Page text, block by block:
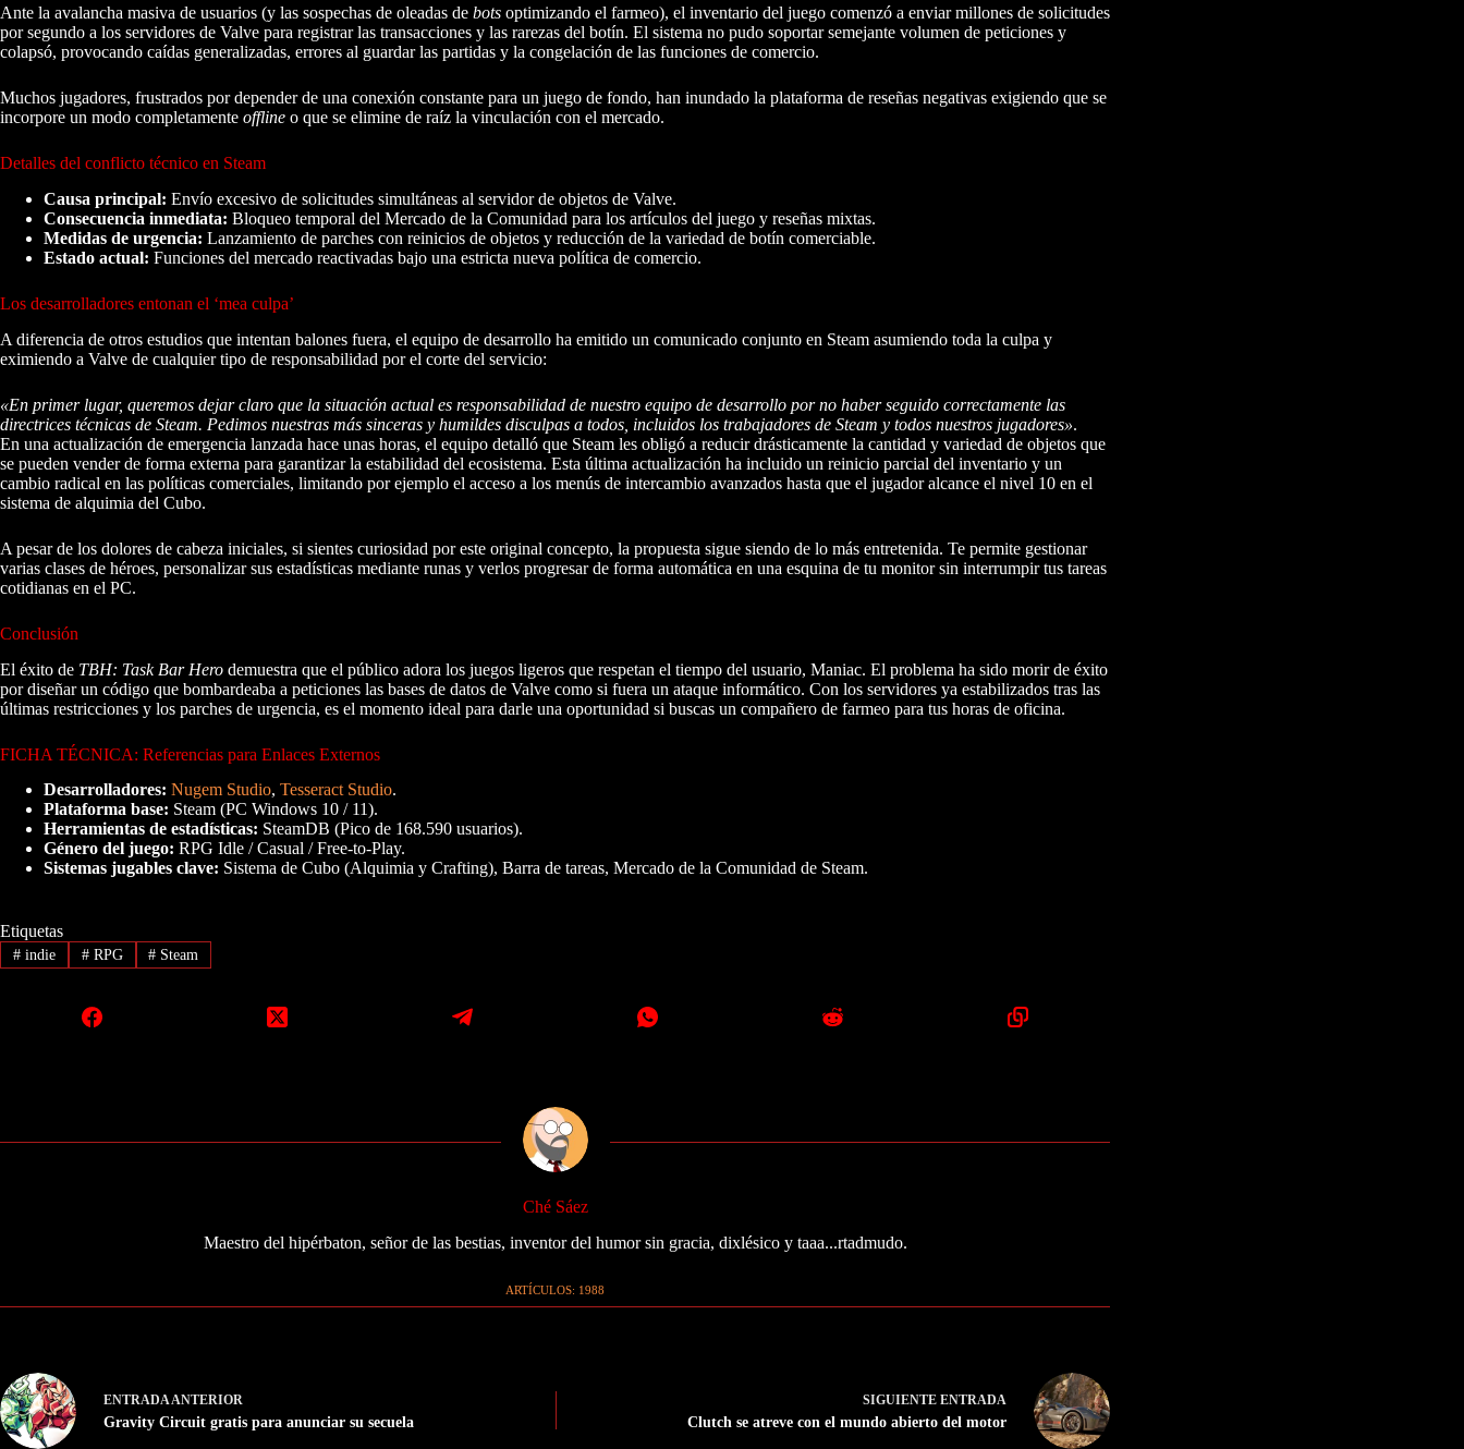
Ante la avalancha masiva de usuarios (y las sospechas de oleadas de bots optimizando el farmeo), el inventario del juego comenzó a enviar millones de solicitudes
por segundo a los servidores de Valve para registrar las transacciones y las rarezas del botín. El sistema no pudo soportar semejante volumen de peticiones y
colapsó, provocando caídas generalizadas, errores al guardar las partidas y la congelación de las funciones de comercio.
Muchos jugadores, frustrados por depender de una conexión constante para un juego de fondo, han inundado la plataforma de reseñas negativas exigiendo que se
incorpore un modo completamente offline o que se elimine de raíz la vinculación con el mercado.
Detalles del conflicto técnico en Steam
Causa principal: Envío excesivo de solicitudes simultáneas al servidor de objetos de Valve.
Consecuencia inmediata: Bloqueo temporal del Mercado de la Comunidad para los artículos del juego y reseñas mixtas.
Medidas de urgencia: Lanzamiento de parches con reinicios de objetos y reducción de la variedad de botín comerciable.
Estado actual: Funciones del mercado reactivadas bajo una estricta nueva política de comercio.
Los desarrolladores entonan el ‘mea culpa’
A diferencia de otros estudios que intentan balones fuera, el equipo de desarrollo ha emitido un comunicado conjunto en Steam asumiendo toda la culpa y
eximiendo a Valve de cualquier tipo de responsabilidad por el corte del servicio:
«En primer lugar, queremos dejar claro que la situación actual es responsabilidad de nuestro equipo de desarrollo por no haber seguido correctamente las
directrices técnicas de Steam. Pedimos nuestras más sinceras y humildes disculpas a todos, incluidos los trabajadores de Steam y todos nuestros jugadores».
En una actualización de emergencia lanzada hace unas horas, el equipo detalló que Steam les obligó a reducir drásticamente la cantidad y variedad de objetos que
se pueden vender de forma externa para garantizar la estabilidad del ecosistema. Esta última actualización ha incluido un reinicio parcial del inventario y un
cambio radical en las políticas comerciales, limitando por ejemplo el acceso a los menús de intercambio avanzados hasta que el jugador alcance el nivel 10 en el
sistema de alquimia del Cubo.
A pesar de los dolores de cabeza iniciales, si sientes curiosidad por este original concepto, la propuesta sigue siendo de lo más entretenida. Te permite gestionar
varias clases de héroes, personalizar sus estadísticas mediante runas y verlos progresar de forma automática en una esquina de tu monitor sin interrumpir tus tareas
cotidianas en el PC.
Conclusión
El éxito de TBH: Task Bar Hero demuestra que el público adora los juegos ligeros que respetan el tiempo del usuario, Maniac. El problema ha sido morir de éxito
por diseñar un código que bombardeaba a peticiones las bases de datos de Valve como si fuera un ataque informático. Con los servidores ya estabilizados tras las
últimas restricciones y los parches de urgencia, es el momento ideal para darle una oportunidad si buscas un compañero de farmeo para tus horas de oficina.
FICHA TÉCNICA: Referencias para Enlaces Externos
Desarrolladores: Nugem Studio, Tesseract Studio.
Plataforma base: Steam (PC Windows 10 / 11).
Herramientas de estadísticas: SteamDB (Pico de 168.590 usuarios).
Género del juego: RPG Idle / Casual / Free-to-Play.
Sistemas jugables clave: Sistema de Cubo (Alquimia y Crafting), Barra de tareas, Mercado de la Comunidad de Steam.
Etiquetas
#indie #RPG # Steam
Ché Sáez
Maestro del hipérbaton, señor de las bestias, inventor del humor sin gracia, dixlésico y taaa...rtadmudo.
ARTÍCULOS: 1988
ENTRADAANTERIOR
Gravity Circuit gratis para anunciar su secuela
SIGUIENTEENTRADA
Clutch se atreve con el mundo abierto del motor